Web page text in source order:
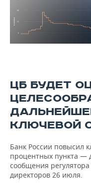
НЕФТЬ
РОЗНИЧНАЯ
ТРАНСПОРТ
НОВОСТИ
IT
МЕРОПРИЯТИЯ
НОВОСТИ
БИЗНЕС-БРАНЧИ
ONLINE-
СПОРТ
ФУТБОЛ
ХОККЕЙ
ВОЛЕЙБОЛ
КИБЕРСПОРТ
НОВОСТИ
ВЛАСТЬ
ИСТОРИЯ
КУЛЬТУРА
ФОТОГАЛЕРЕЯ
СЮЖЕТЫ
СПИСОК ПЕРСОН
СПИСОК КОМПАНИЙ
ПОЛНАЯ ВЕРСИЯ
ЦБ БУДЕТ
КЛЮЧЕВОЙ
Банк России повысил
процентных пункта —
сообщения
директоров 26 июля.